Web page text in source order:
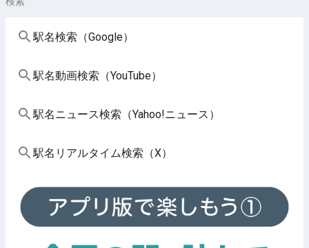
駅名検索（Google）
駅名動画検索（YouTube）
駅名ニュース検索（Yahoo!ニュース）
駅名リアルタイム検索（X）